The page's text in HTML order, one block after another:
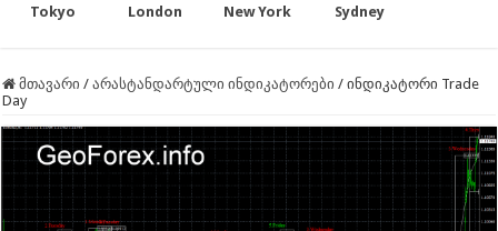
Tokyo London New York Sydney
მთავარი / არასტანდარტული ინდიკატორები / ინდიკატორი Trade
Day